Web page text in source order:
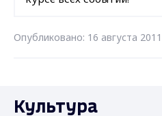
Опубликовано: 16 августа
Культура